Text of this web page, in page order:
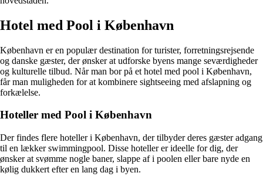
Hotel med Pool i København
København er en populær destination for turister, forretningsrejsende
og danske gæster, der ønsker at udforske byens mange seværdigheder
og kulturelle tilbud. Når man bor på et hotel med pool i København,
får man muligheden for at kombinere sightseeing med afslapning og
forkælelse.
Hoteller med Pool i København
Der findes flere hoteller i København, der tilbyder deres gæster adgang
til en lækker swimmingpool. Disse hoteller er ideelle for dig, der
ønsker at svømme nogle baner, slappe af i poolen eller bare nyde en
kølig dukkert efter en lang dag i byen.